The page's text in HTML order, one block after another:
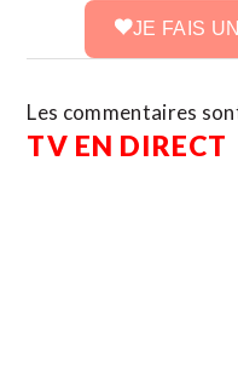
JE FAIS
Les commentaires
TV EN DIRECT